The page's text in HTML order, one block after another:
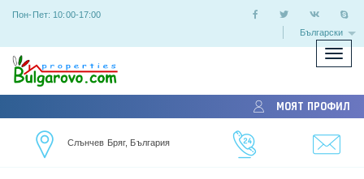
Пон-Пет: 10:00-17:00
Български
МОЯТ ПРОФИЛ
Слънчев Бряг, България